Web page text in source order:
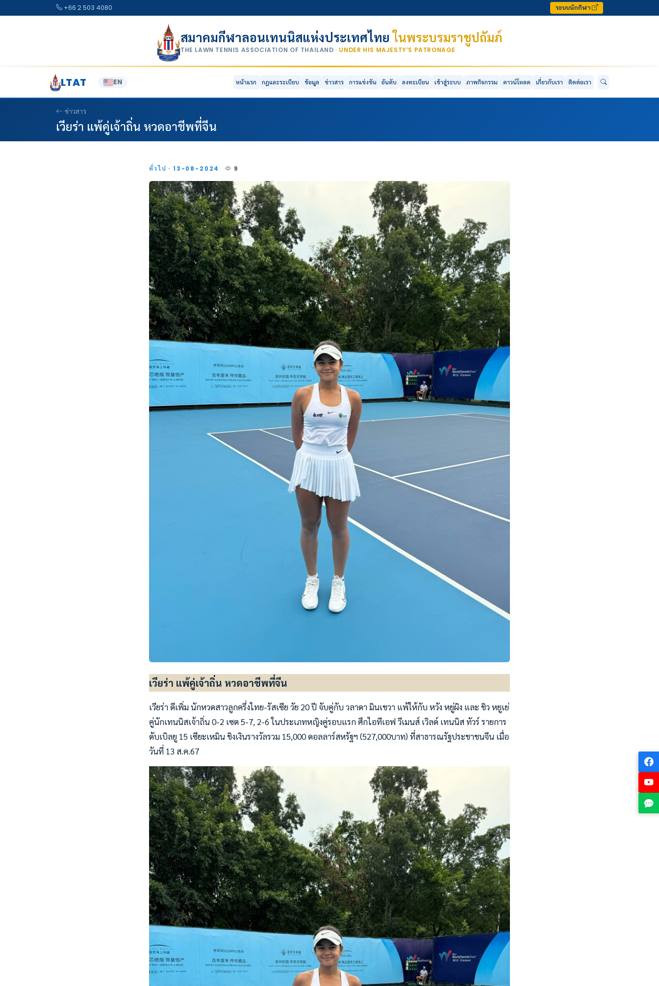
+66 2 503 4080 ระบบนักกีฬา
สมาคมกีฬาลอนเทนนิสแห่งประเทศไทยในพระบรมราชูปถัมภ์
THE LAWN TENNIS ASSOCIATION OF THAILAND · UNDER HIS MAJESTY’S PATRONAGE
LTAT EN หน้าแรก กฎและระเบียบ ข้อมูล ข่าวสาร การแข่งขัน อันดับ ลงทะเบียน เข้าสู่ระบบ ภาพกิจกรรม ดาวน์โหลด เกี่ยวกับเรา ติดต่อเรา
ข่าวสาร
เวียร่า แพ้คู่เจ้าถิ่น หวดอาชีพที่จีน
ทั่วไป · 13-08-2024 9
เวียร่า แพ้คู่เจ้าถิ่น หวดอาชีพที่จีน
เวียร่า ดีเพิ่ม นักหวดสาวลูกครึ่งไทย-รัสเซีย วัย 20 ปี จับคู่กับ วลาดา มินเชวา แพ้ให้กับ หวัง หยู่ผิง และ ชิว หยูเย่
คู่นักเทนนิสเจ้าถิ่น 0-2 เซต 5-7, 2-6 ในประเภทหญิงคู่รอบแรก ศึกไอทีเอฟ วีเมนส์ เวิลด์ เทนนิส ทัวร์ รายการ
ดับเบิลยู 15 เซียะเหมิน ชิงเงินรางวัลรวม 15,000 ดอลลาร์สหรัฐฯ (527,000บาท) ที่สาธารณรัฐประชาชนจีน เมื่อ
วันที่ 13 ส.ค.67